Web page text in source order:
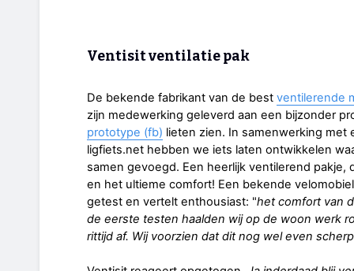
Ventisit ventilatie pak
De bekende fabrikant van de best ventilerende
zijn medewerking geleverd aan een bijzonder
prototype (fb) lieten zien. In samenwerking met
ligfiets.net hebben we iets laten ontwikkelen
samen gevoegd. Een heerlijk ventilerend pakje,
en het ultieme comfort! Een bekende
getest en vertelt enthousiast: "het comfort van
de eerste testen haalden wij op de woon werk
rittijd af. Wij voorzien dat dit nog wel even